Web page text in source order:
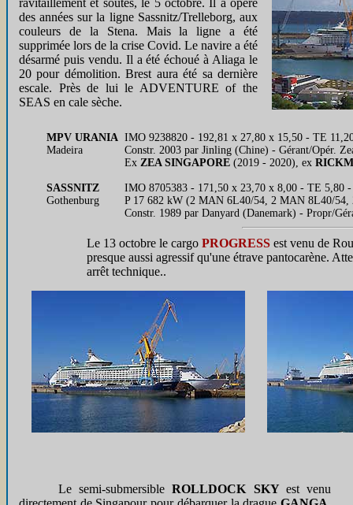
ravitaillement et soutes, le 5 octobre. Il a opéré
des années sur la ligne Sassnitz/Trelleborg, aux
couleurs de la Stena. Mais la ligne a été
supprimée lors de la crise Covid. Le navire a été
désarmé puis vendu. Il a été échoué à Aliaga le
20 pour démolition. Brest aura été sa dernière
escale. Près de lui le ADVENTURE of the
SEAS en cale sèche.
MPV URANIA
Madeira
IMO 9238820 - 192,81 x 27,80 x 15,50 - TE
Constr. 2003 par Jinling (Chine) - Gérant/Opér.
Ex ZEA SINGAPORE (2019 - 2020), ex
SASSNITZ
Gothenburg
IMO 8705383 - 171,50 x 23,70 x 8,00 - TE 5,80 -
P 17 682 kW (2 MAN 6L40/54, 2 MAN 8L40/54,
Constr. 1989 par Danyard (Danemark) - Propr/
Le 13 octobre le cargo PROGRESS est venu de
presque aussi agressif qu'une étrave pantocarène.
arrêt technique..
Le semi-submersibleROLLDOCK SKY est venu